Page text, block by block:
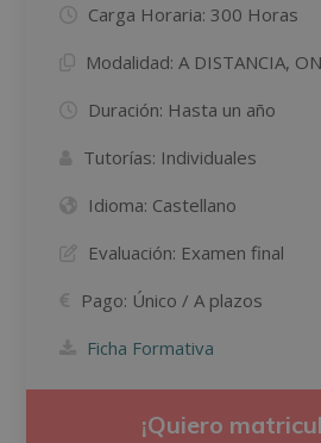
Carga Horaria: 300 Horas
Modalidad: A DISTANCIA,
Duración: Hasta un año
Tutorías: Individuales
Idioma: Castellano
Evaluación: Examen final
Pago: Único / A plazos
Ficha Formativa
¡Quiero